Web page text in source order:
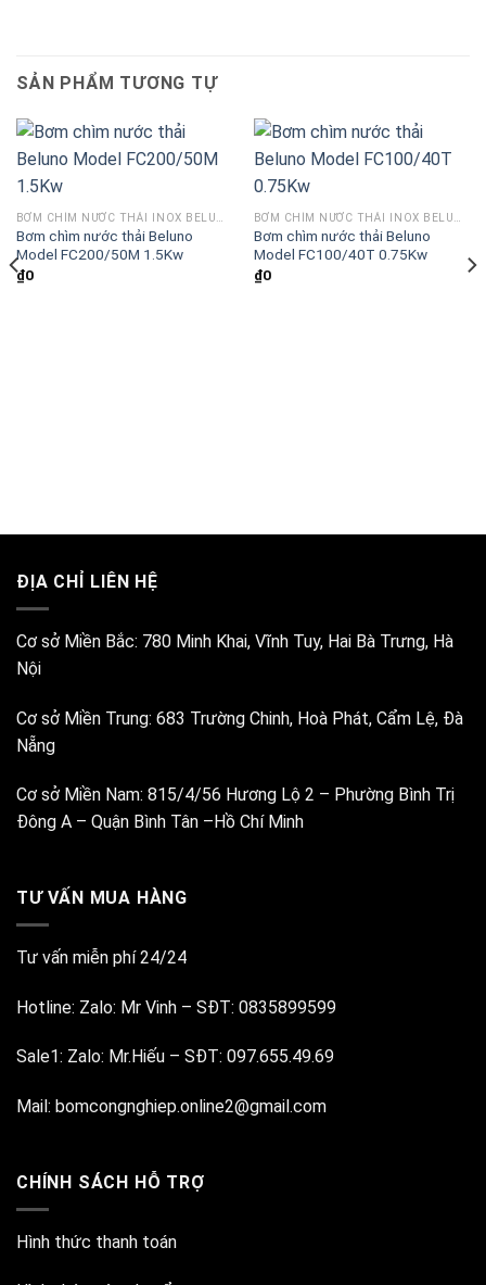
SẢN PHẨM TƯƠNG TỰ
Bơm chìm nước thải Beluno
Model FC200/50M 1.5Kw
₫0
Bơm chìm nước thải Beluno
Model FC100/40T 0.75Kw
₫0
ĐỊA CHỈ LIÊN HỆ
Cơ sở Miền Bắc: 780 Minh Khai, Vĩnh Tuy, Hai Bà Trưng, Hà
Nội
Cơ sở Miền Trung: 683 Trường Chinh, Hoà Phát, Cẩm Lệ, Đà
Nẵng
Cơ sở Miền Nam: 815/4/56 Hương Lộ 2 – Phường Bình Trị
Đông A – Quận Bình Tân –Hồ Chí Minh
TƯ VẤN MUA HÀNG
Tư vấn miễn phí 24/24
Hotline: Zalo: Mr Vinh – SĐT: 0835899599
Sale1: Zalo: Mr.Hiếu – SĐT: 097.655.49.69
Mail: bomcongnghiep.online2@gmail.com
CHÍNH SÁCH HỖ TRỢ
Hình thức thanh toán